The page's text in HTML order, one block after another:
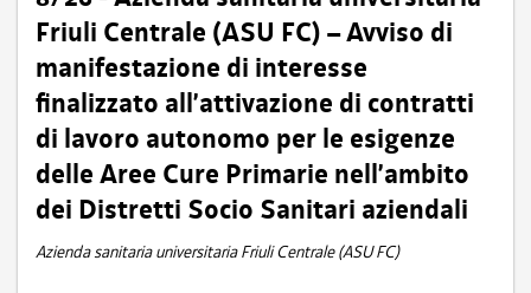
Friuli Centrale (ASU FC) – Avviso di
manifestazione di interesse
finalizzato all’attivazione di contratti
di lavoro autonomo per le esigenze
delle Aree Cure Primarie nell’ambito
dei Distretti Socio Sanitari aziendali
Azienda sanitaria universitaria Friuli Centrale (ASU FC)